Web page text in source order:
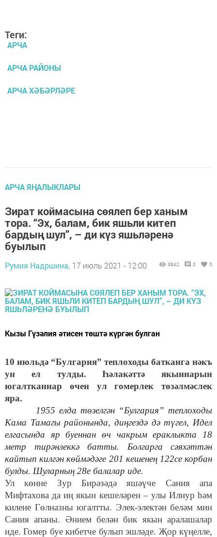
Теги:
АРЧА
АРЧА РАЙОНЫ
АРЧА ХӘБӘРЛӘРЕ
АРЧА ЯҢАЛЫКЛАРЫ
Зират коймасына сөялеп бер ханым
тора. “Эх, балам, бик яшьли китеп
бардың шул”, – ди күз яшьләренә
буылып
Румия Надршина, 17 июль 2021 - 12:00 3842 0 0
Кызы Гүзәлия әтисен төштә күргән булган
10 июльдә “Булгария” теплоходы батканга нәкъ
ун ел тулды. Һәлакәттә якыннарын
югалтканнар өчен ул гомерлек төзәлмәслек
яра.
1955 елда төзелгән “Булгария” теплоходы
Кама Тамагы районында, диңгездә дә түгел, Идел
елгасында яр буеннан өч чакрым ераклыкта 18
метр тирәнлеккә батты. Болгарга сәяхәттән
кайтып килгән көймәдәге 201 кешенең 122се корбан
булды. Шуларның 28е балалар иде.
Ул көнне Зур Бирәзәдә яшәүче Сания апа
Мифтахова да иң якын кешеләрен – улы Илнур һәм
килене Гөлназны югалтты. Элек-электән беләм мин
Сания апаны. Әнием белән бик якын аралашалар
иде. Гомер буе кибетче булып эшләде. Җор күңелле,